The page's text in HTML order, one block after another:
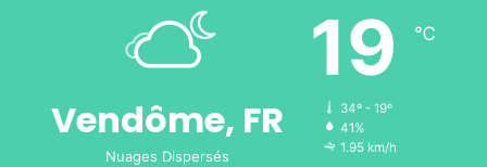
Vendôme, FR
Nuages Dispersés
19 ℃
34º - 19º
41%
1.95 km/h